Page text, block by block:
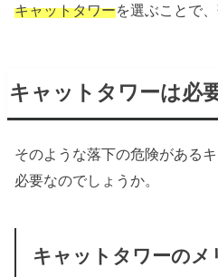
キャットタワーを選ぶことで
キャットタワーは必
そのような落下の危険がある
必要なのでしょうか。
キャットタワーのメ